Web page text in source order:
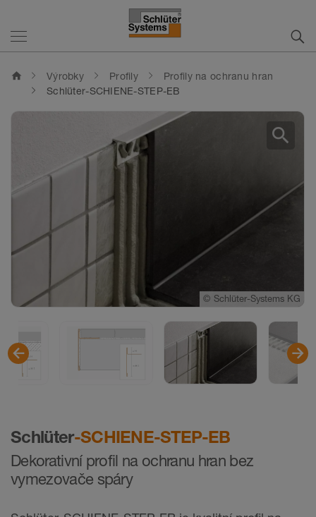
home Výrobky Profily
Profily na ochranu hran
Schlüter-SCHIENE-STEP-EB
Schlüter-SCHIENE-STEP-EB
Dekorativní profil na ochranu hran bez
vymezovače spáry
© Schlüter-Systems KG
© Schlüter-Systems KG
© Schlüter-Systems KG
© Schlüter-Systems KG
© Schlüter-Systems KG
© Schlüter-Systems KG
search